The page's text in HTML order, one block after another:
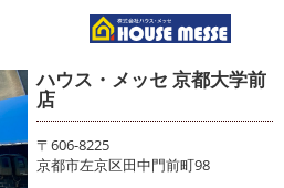
ハウス・メッセ 京都大学前
店
〒606-8225
京都市左京区田中門前町98